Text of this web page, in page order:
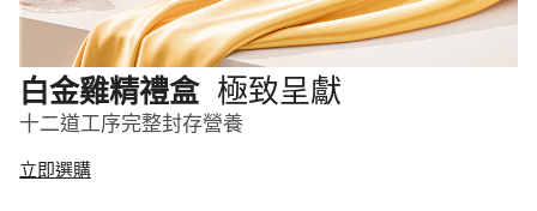
白金雞精禮盒 極致呈獻
十二道工序完整封存營養
立即選購